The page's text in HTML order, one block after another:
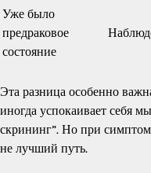
Уже было
предраковое
состояние
Эта разница особенно
иногда успокаивает себя
скрининг”. Но при
не лучший путь.